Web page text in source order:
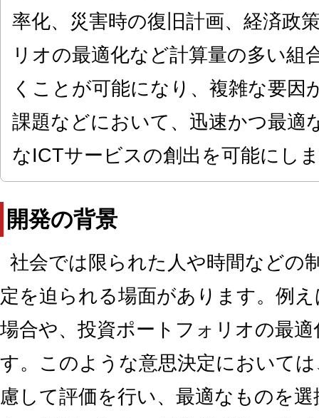
率化、災害時の復旧計画、経済政
リオの最適化など計算量の多い組
くことが可能になり、複雑な要因
課題などにおいて、迅速かつ最適
なICTサービスの創出を可能にし
開発の背景
社会では限られた人や時間などの
定を迫られる場面があります。例
場合や、投資ポートフォリオの最
す。このような意思決定において
慮して評価を行い、最適なものを